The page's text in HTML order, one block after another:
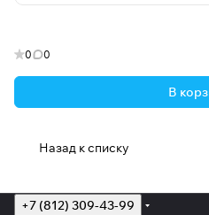
0 0
В
Назад к списку
+7 (812) 309-43-99